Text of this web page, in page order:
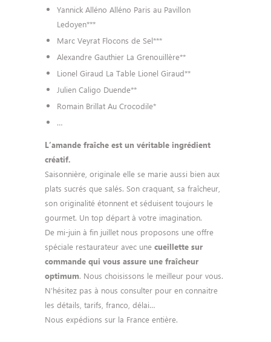
Yannick Alléno Alléno Paris au Pavillon
Ledoyen***
Marc Veyrat Flocons de Sel***
Alexandre Gauthier La Grenouillère**
Lionel Giraud La Table Lionel Giraud**
Julien Caligo Duende**
Romain Brillat Au Crocodile*
…
L’amande fraîche est un véritable ingrédient
créatif.
Saisonnière, originale elle se marie aussi bien aux
plats sucrés que salés. Son craquant, sa fraîcheur,
son originalité étonnent et séduisent toujours le
gourmet. Un top départ à votre imagination.
De mi-juin à fin juillet nous proposons une offre
spéciale restaurateur avec une cueillette sur
commande qui vous assure une fraîcheur
optimum. Nous choisissons le meilleur pour vous.
N’hésitez pas à nous consulter pour en connaitre
les détails, tarifs, franco, délai…
Nous expédions sur la France entière.